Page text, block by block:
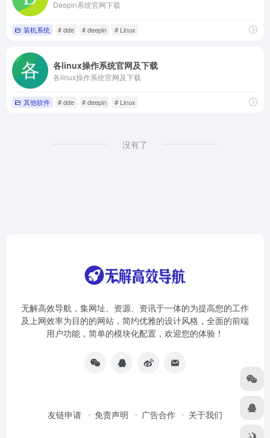
Deepin系统官网下载
装机系统 # dde # deepin # Linux
各linux操作系统官网及下载
各linux操作系统官网及下载
其他软件 # dde # deepin # Linux
没有了
无解高效导航，集网址、资源、资讯于一体的为提高您的工作
及上网效率为目的的网站，简约优雅的设计风格，全面的前端
用户功能，简单的模块化配置，欢迎您的体验！
友链申请 免责声明 广告合作 关于我们